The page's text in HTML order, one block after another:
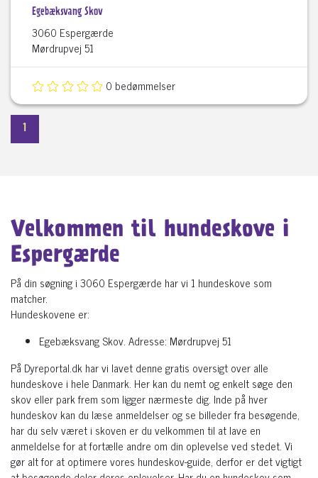
Egebæksvang Skov
3060 Espergærde
Mørdrupvej 51
0 bedømmelser
Velkommen til hundeskove i
Espergærde
På din søgning i 3060 Espergærde har vi 1 hundeskove som
matcher.
Hundeskovene er:
Egebæksvang Skov. Adresse: Mørdrupvej 51
På Dyreportal.dk har vi lavet denne gratis oversigt over alle
hundeskove i hele Danmark. Her kan du nemt og enkelt søge den
skov eller park frem som ligger nærmeste dig. Inde på hver
hundeskov kan du læse anmeldelser og se billeder fra besøgende,
har du selv været i skoven er du velkommen til at lave en
anmeldelse for at fortælle andre om din oplevelse ved stedet. Vi
gør alt for at optimere vores hundeskov-guide, derfor er det vigtigt